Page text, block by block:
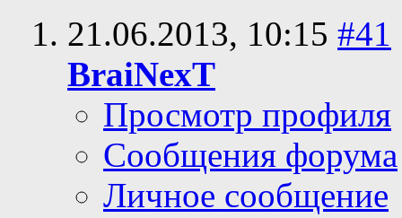
21.06.2013, 10:15 #41
BraiNexT
Просмотр профиля
Сообщения форума
Личное сообщение